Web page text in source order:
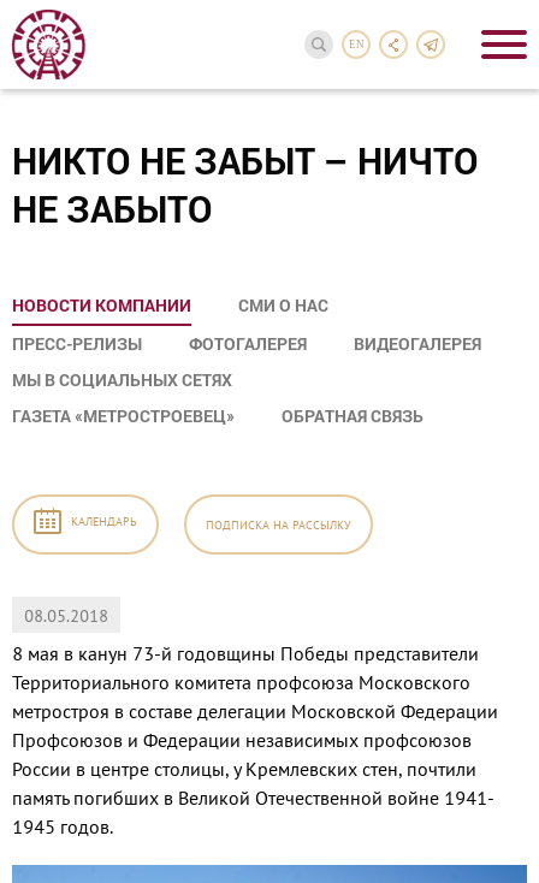
EN
НИКТО НЕ ЗАБЫТ – НИЧТО
НЕ ЗАБЫТО
НОВОСТИ КОМПАНИИ
СМИ О НАС
ПРЕСС-РЕЛИЗЫ
ФОТОГАЛЕРЕЯ
ВИДЕОГАЛЕРЕЯ
МЫ В СОЦИАЛЬНЫХ СЕТЯХ
ГАЗЕТА «МЕТРОСТРОЕВЕЦ»
ОБРАТНАЯ СВЯЗЬ
КАЛЕНДАРЬ ПОДПИСКА НА РАССЫЛКУ
08.05.2018
8 мая в канун 73-й годовщины Победы представители
Территориального комитета профсоюза Московского
метростроя в составе делегации Московской Федерации
Профсоюзов и Федерации независимых профсоюзов
России в центре столицы, у Кремлевских стен, почтили
память погибших в Великой Отечественной войне 1941-
1945 годов.